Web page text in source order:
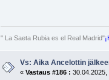
" La Saeta Rubia es el Real Madrid"
Vs: Aika Ancelottin
« Vastaus #186 : 30.04.2025,